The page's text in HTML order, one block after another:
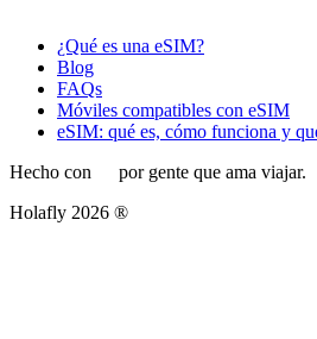
¿Qué es una eSIM?
Blog
FAQs
Móviles compatibles con eSIM
eSIM: qué es, cómo funciona y
Hecho con
por gente que ama viajar.
Holafly 2026 ®